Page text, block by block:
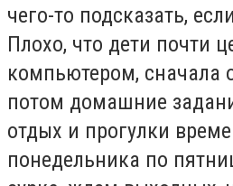
чего-то подсказать,
Плохо, что дети почти
компьютером, сначала
потом домашние
отдых и прогулки
понедельника по